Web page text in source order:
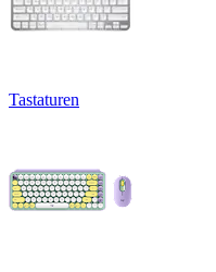
Tastaturen